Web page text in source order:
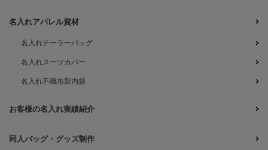
名入れアパレル資材
名入れテーラーバッグ
名入れスーツカバー
名入れ不織布製内袋
お客様の名入れ実績紹介
同人バッグ・グッズ制作